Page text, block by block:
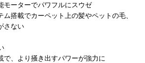
モーターでパワフルにスウゼ
搭載でカーペット上の髪やペットの毛、
さない
で、より掻き出すパワーが強力に